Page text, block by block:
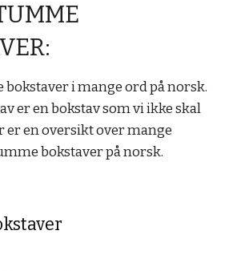
i mange ord på norsk.
er en bokstav som vi ikke skal
er en oversikt over mange
bokstaver på norsk.